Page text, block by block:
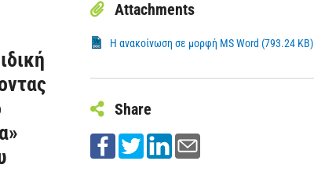
Attachments
Η ανακοίνωση σε μορφή MS Word (793.24 KB)
Share